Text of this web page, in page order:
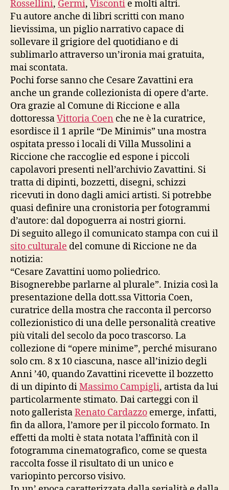
Rossellini, Germi, Visconti e molti altri.
Fu autore anche di libri scritti con mano
lievissima, un piglio narrativo capace di
sollevare il grigiore del quotidiano e di
sublimarlo attraverso un’ironia mai gratuita,
mai scontata.
Pochi forse sanno che Cesare Zavattini era
anche un grande collezionista di opere d’arte.
Ora grazie al Comune di Riccione e alla
dottoressaVittoria Coen che ne è la curatrice,
esordisce il 1 aprile “De Minimis” una mostra
ospitata presso i locali di Villa Mussolini a
Riccione che raccoglie ed espone i piccoli
capolavori presenti nell’archivio Zavattini. Si
tratta di dipinti, bozzetti, disegni, schizzi
ricevuti in dono dagli amici artisti. Si potrebbe
quasi definire una cronistoria per fotogrammi
d’autore: dal dopoguerra ai nostri giorni.
Di seguito allego il comunicato stampa con cui il
sito culturale del comune di Riccione ne da
notizia:
“Cesare Zavattini uomo poliedrico.
Bisognerebbe parlarne al plurale”. Inizia così la
presentazione della dott.ssa Vittoria Coen,
curatrice della mostra che racconta il percorso
collezionistico di una delle personalità creative
più vitali del secolo da poco trascorso. La
collezione di “opere minime”, perché misurano
solo cm. 8 x 10 ciascuna, nasce all’inizio degli
Anni ’40, quando Zavattini ricevette il bozzetto
di un dipinto diMassimo Campigli, artista da lui
particolarmente stimato. Dai carteggi con il
noto galleristaRenato Cardazzo emerge, infatti,
fin da allora, l’amore per il piccolo formato. In
effetti da molti è stata notata l’affinità con il
fotogramma cinematografico, come se questa
raccolta fosse il risultato di un unico e
variopinto percorso visivo.